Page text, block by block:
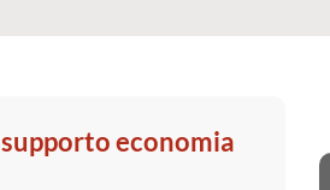
economia